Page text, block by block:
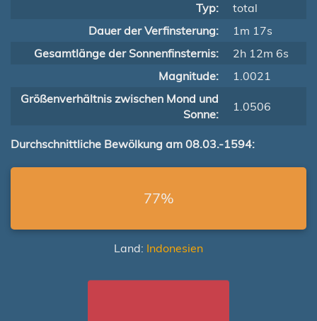
Typ:
total
Dauer der Verfinsterung:
1m 17s
Gesamtlänge der Sonnenfinsternis:
2h 12m 6s
Magnitude:
1.0021
Größenverhältnis zwischen Mond und
Sonne:
1.0506
Durchschnittliche Bewölkung am 08.03.-1594:
77%
Land: Indonesien